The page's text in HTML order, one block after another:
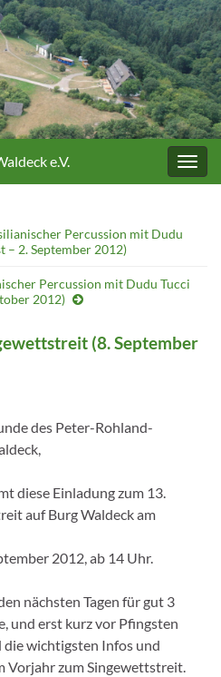
e.V.
Percussion mit Dudu
– 2. September 2012)
Percussion mit Dudu Tucci
2012)
(8. September
des Peter-Rohland-
diese Einladung zum 13.
auf Burg Waldeck am
2012, ab 14 Uhr.
nächsten Tagen für gut 3
und erst kurz vor Pfingsten
wichtigsten Infos und
Vorjahr zum Singewettstreit.